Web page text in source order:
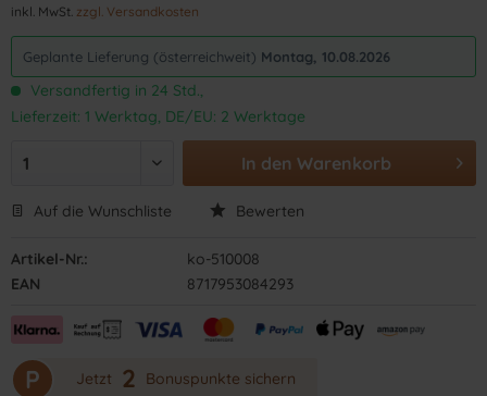
inkl. MwSt. zzgl. Versandkosten
Geplante Lieferung (österreichweit) Montag, 10.08.2026
Versandfertig in 24 Std.,
Lieferzeit: 1 Werktag, DE/EU: 2 Werktage
In den Warenkorb
Auf die Wunschliste Bewerten
Artikel-Nr.:
ko-510008
EAN
8717953084293
P Jetzt 2 Bonuspunkte sichern